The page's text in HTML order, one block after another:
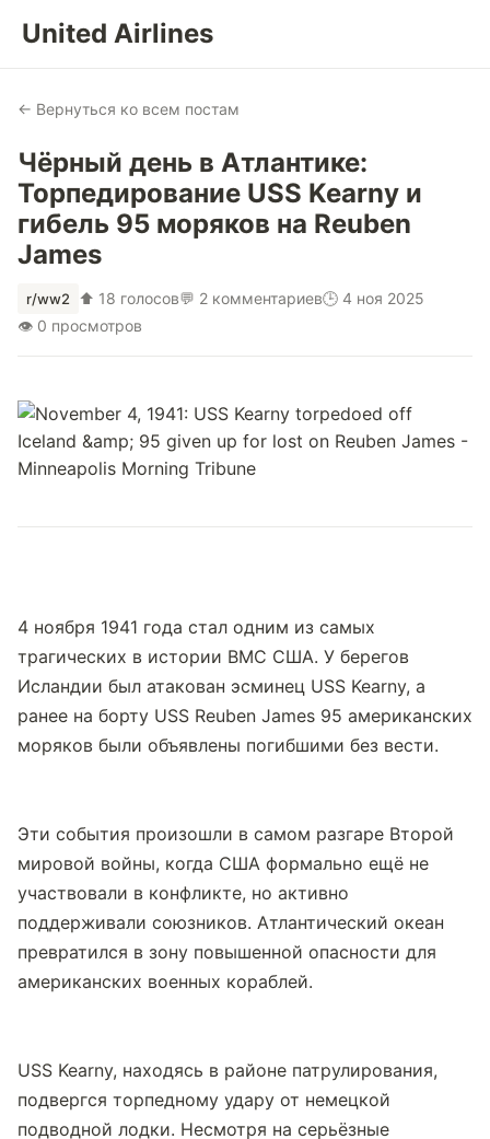
United Airlines
← Вернуться ко всем постам
Чёрный день в Атлантике:
Торпедирование USS Kearny и
гибель 95 моряков на Reuben
James
r/ww2 ⬆ 18 голосов💬 2 комментариев🕒 4 ноя 2025
👁 0 просмотров
4 ноября 1941 года стал одним из самых
трагических в истории ВМС США. У берегов
Исландии был атакован эсминец USS Kearny, а
ранее на борту USS Reuben James 95 американских
моряков были объявлены погибшими без вести.
Эти события произошли в самом разгаре Второй
мировой войны, когда США формально ещё не
участвовали в конфликте, но активно
поддерживали союзников. Атлантический океан
превратился в зону повышенной опасности для
американских военных кораблей.
USS Kearny, находясь в районе патрулирования,
подвергся торпедному удару от немецкой
подводной лодки. Несмотря на серьёзные